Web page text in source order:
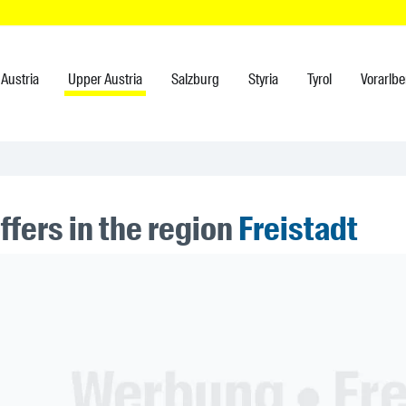
Upper Austria Salzburg Styria Tyrol
in the regionFreistadt